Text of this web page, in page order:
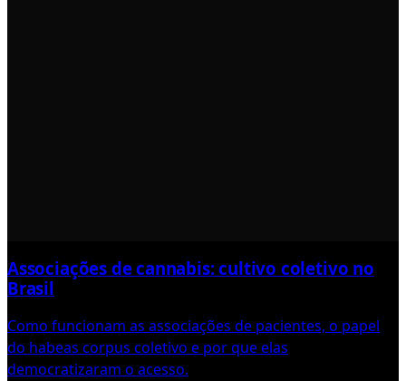
Associações de cannabis: cultivo coletivo no
Brasil
Como funcionam as associações de pacientes, o papel
do habeas corpus coletivo e por que elas
democratizaram o acesso.